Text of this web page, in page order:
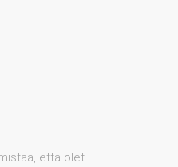
että olet